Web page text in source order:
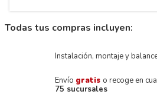
Todas tus compras incluyen:
Instalación, montaje y
Envío gratis o recoge en
75 sucursales